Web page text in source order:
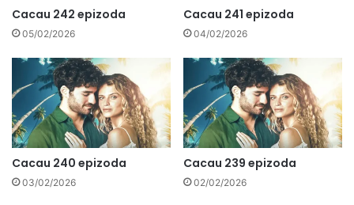
Cacau 242 epizoda
05/02/2026
Cacau 241 epizoda
04/02/2026
Cacau 240 epizoda
03/02/2026
Cacau 239 epizoda
02/02/2026